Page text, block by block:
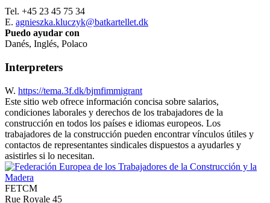
Tel. +45 23 45 75 34
E. agnieszka.kluczyk@batkartellet.dk
Puedo ayudar con
Danés, Inglés, Polaco
Interpreters
W. https://tema.3f.dk/bjmfimmigrant
Este sitio web ofrece información concisa sobre salarios,
condiciones laborales y derechos de los trabajadores de la
construcción en todos los países e idiomas europeos. Los
trabajadores de la construcción pueden encontrar vínculos útiles y
contactos de representantes sindicales dispuestos a ayudarles y
asistirles si lo necesitan.
FETCM
Rue Royale 45